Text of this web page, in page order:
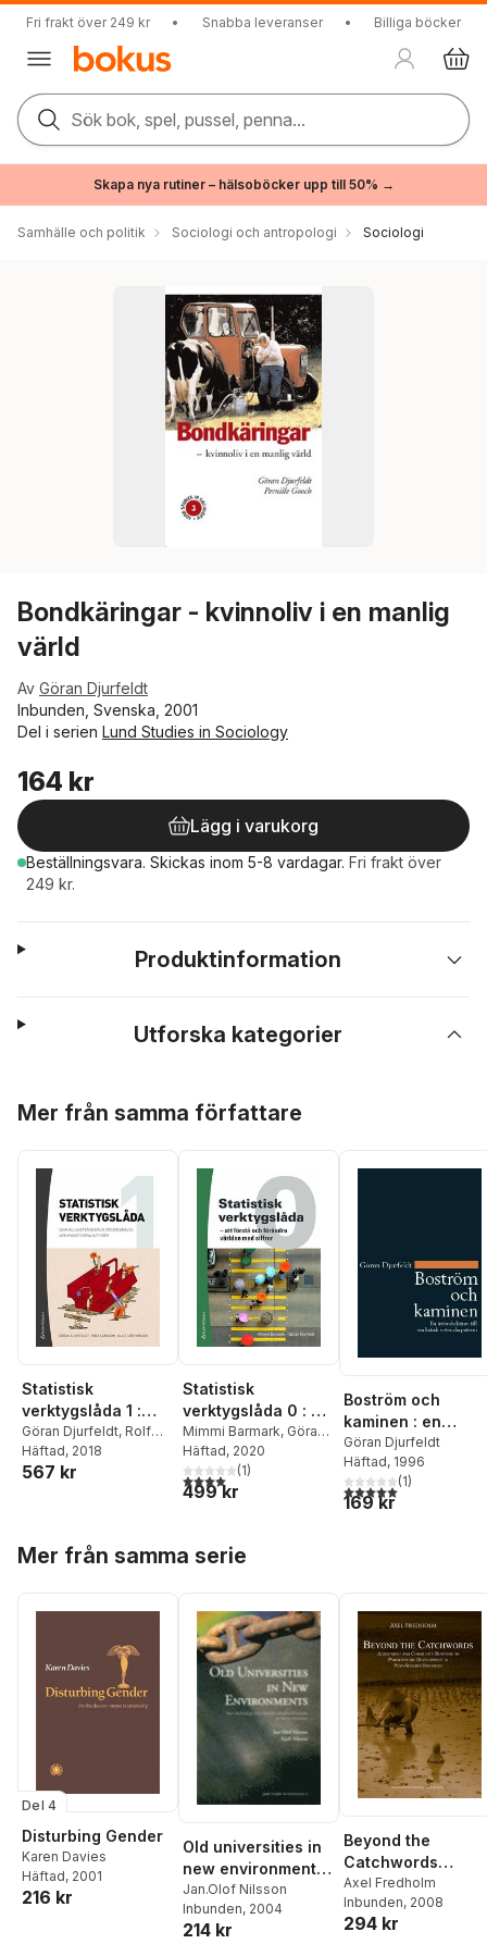
Fri frakt över 249 kr • Snabba leveranser • Billiga böcker
Sök bok, spel, pussel, penna...
Skapa nya rutiner – hälsoböcker upp till 50% →
Samhälle och politik Sociologi och antropologi Sociologi
Bondkäringar - kvinnoliv i en manlig
värld
Av Göran Djurfeldt
Inbunden, Svenska, 2001
Del i serien Lund Studies in Sociology
164 kr
Lägg i varukorg
Beställningsvara. Skickas inom 5-8 vardagar. Fri frakt över
249 kr.
Produktinformation
Utforska kategorier
Mer från samma författare
Statistisk
verktygslåda 1 :
samhällsvetenskap
lig orsaksanalys
med kvantitativa
Göran Djurfeldt, Rolf
Larsson ,Ola
Stjärnhagen
Häftad, 2018
567 kr
Statistisk
verktygslåda 0 : att
förstå och
förändra världen
med siffror
Mimmi Barmark, Göran
Djurfeldt
Häftad, 2020
4,0utav 5 stjärnor. Totalt antal röster:
(1)
499 kr
Boström och
kaminen : en
introduktion till
realistisk
vetenskapsteori
Göran Djurfeldt
Häftad, 1996
5,0utav 5 stjärnor.
(1)
169 kr
Mer från samma serie
Del 4
Disturbing Gender
Karen Davies
Häftad, 2001
216 kr
Old universities in
new environments :
new technology
and
internationalisation
Jan.Olof Nilsson
Inbunden, 2004
214 kr
Beyond the
Catchwords
Adjustment and
Community
Response to
Axel Fredholm
Inbunden, 2008
294 kr